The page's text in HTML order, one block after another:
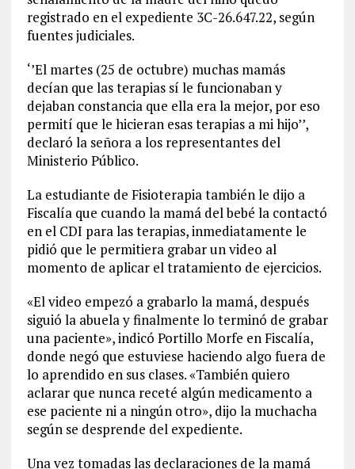
registrado en el expediente 3C-26.647.22, según
fuentes judiciales.
‘’El martes (25 de octubre) muchas mamás
decían que las terapias sí le funcionaban y
dejaban constancia que ella era la mejor, por eso
permití que le hicieran esas terapias a mi hijo’’,
declaró la señora a los representantes del
Ministerio Público.
La estudiante de Fisioterapia también le dijo a
Fiscalía que cuando la mamá del bebé la contactó
en el CDI para las terapias, inmediatamente le
pidió que le permitiera grabar un video al
momento de aplicar el tratamiento de ejercicios.
«El video empezó a grabarlo la mamá, después
siguió la abuela y finalmente lo terminó de grabar
una paciente», indicó Portillo Morfe en Fiscalía,
donde negó que estuviese haciendo algo fuera de
lo aprendido en sus clases. «También quiero
aclarar que nunca receté algún medicamento a
ese paciente ni a ningún otro», dijo la muchacha
según se desprende del expediente.
Una vez tomadas las declaraciones de la mamá